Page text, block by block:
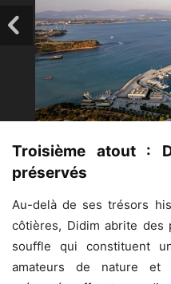
Troisième atout :
préservés
Au-delà de ses trésors
côtières, Didim abrite des
souffle qui constituent
amateurs de nature et